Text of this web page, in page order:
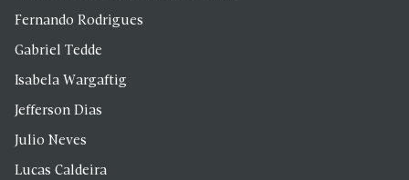
Fernando Rodrigues
Gabriel Tedde
Isabela Wargaftig
Jefferson Dias
Julio Neves
Lucas Caldeira